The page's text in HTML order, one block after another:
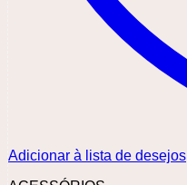
Adicionar à lista de desejos